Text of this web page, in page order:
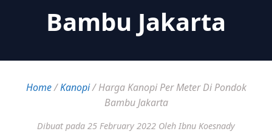
Bambu Jakarta
Home/Kanopi/Harga Kanopi Per Meter Di Pondok
Bambu Jakarta
Dibuat pada 25 February 2022 Oleh Ibnu Koesnady